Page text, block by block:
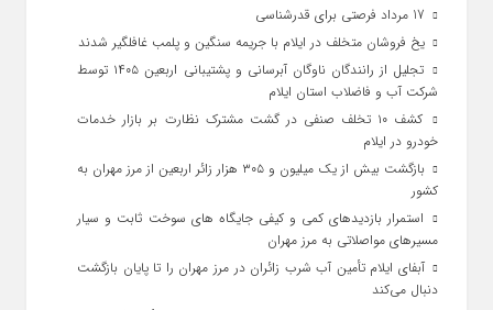
یخ‌ فروشان متخلف در ایلام با جریمه سنگین و پلمب غافلگیر شدند
تجلیل از رانندگان ناوگان آبرسانی و پشتیبانی اربعین ۱۴۰۵ توسط
شرکت آب و فاضلاب استان ایلام
کشف ۱۰ تخلف صنفی در گشت مشترک نظارت بر بازار خدمات
خودرو در ایلام
بازگشت بیش از یک میلیون و ۳۰۵ هزار زائر اربعین از مرز مهران به
کشور
استمرار بازدیدهای کمی و کیفی جایگاه‌ های سوخت ثابت و سیار
مسیرهای مواصلاتی به مرز مهران
آبفای ایلام تأمین آب شرب زائران در مرز مهران را تا پایان بازگشت
دنبال می‌کند